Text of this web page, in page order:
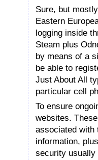
Sure, but
Eastern
logging inside
Steam plus
by means of a
be able to
Just About All
particular cell
To ensure
websites.
associated with
information,
security usually